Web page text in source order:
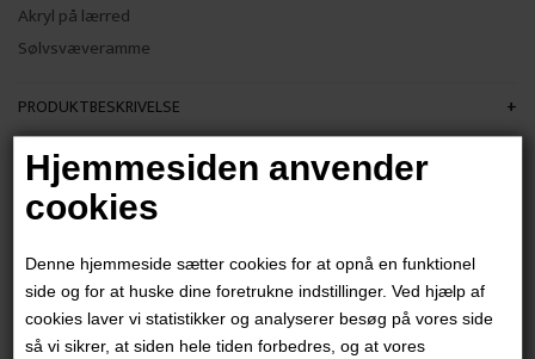
Hjemmesiden anvender
cookies
Denne hjemmeside sætter cookies for at opnå en funktionel
side og for at huske dine foretrukne indstillinger. Ved hjælp af
cookies laver vi statistikker og analyserer besøg på vores side
så vi sikrer, at siden hele tiden forbedres, og at vores
Akryl på lærred
Sølvsvæveramme
PRODUKTBESKRIVELSE
PRODUKTINFORMATION
Andre værker af kunstneren: